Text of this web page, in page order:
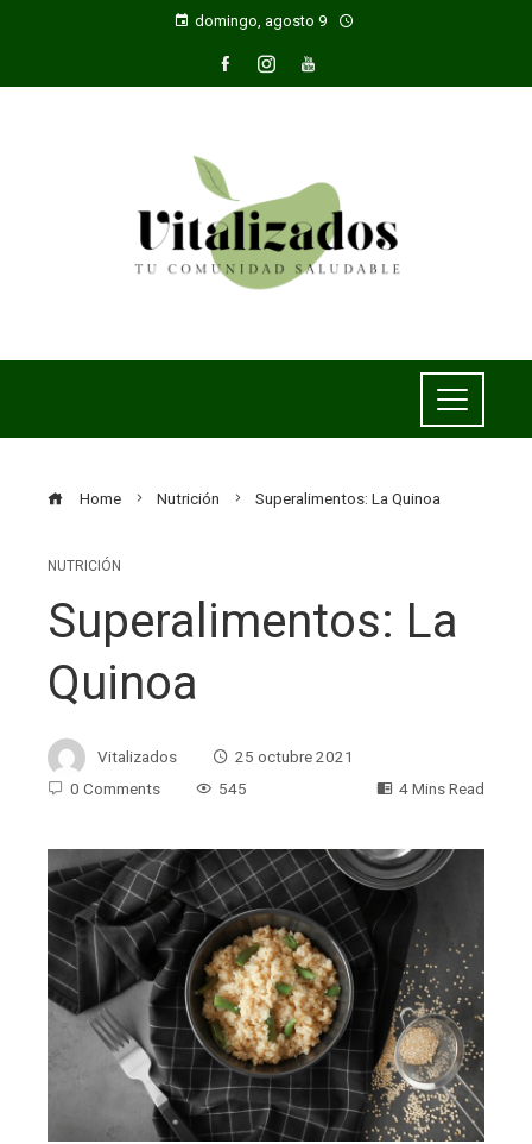
domingo, agosto 9
Home Nutrición Superalimentos: La Quinoa
NUTRICIÓN
Superalimentos: La
Quinoa
Vitalizados
25 octubre 2021
0 Comments
545 4 Mins Read